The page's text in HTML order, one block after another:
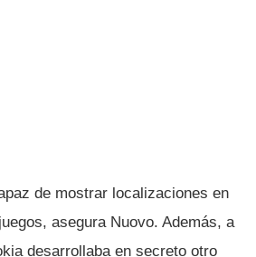
de mostrar localizaciones en
asegura Nuovo. Además, a
desarrollaba en secreto otro